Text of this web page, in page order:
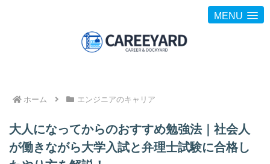
MENU
ホーム エンジニアのキャリア
大人になってからのおすすめ勉強法｜社会人
が働きながら大学入試と弁理士試験に合格し